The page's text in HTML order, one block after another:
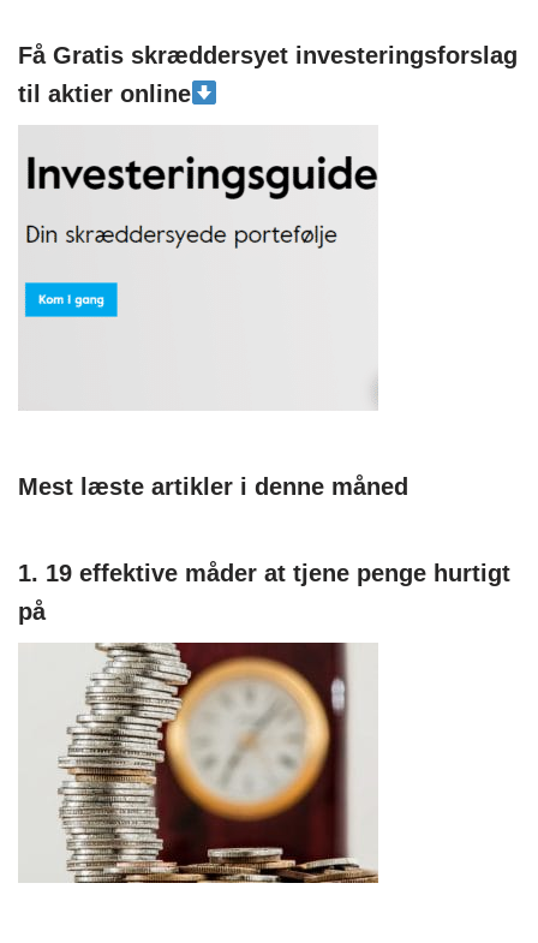
Få Gratis skræddersyet investeringsforslag
til aktier online
Mest læste artikler i denne måned
1. 19 effektive måder at tjene penge hurtigt
på